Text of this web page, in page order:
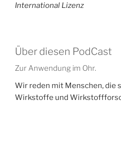
International Lizenz
Über diesen PodCast
Zur Anwendung im Ohr.
Wir reden mit Menschen, die
Wirkstoffe und